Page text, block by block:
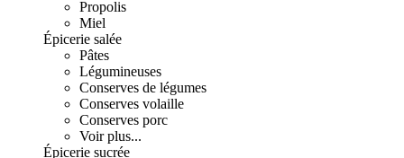
Propolis
Miel
Épicerie salée
Pâtes
Légumineuses
Conserves de légumes
Conserves volaille
Conserves porc
Voir plus...
Épicerie sucrée